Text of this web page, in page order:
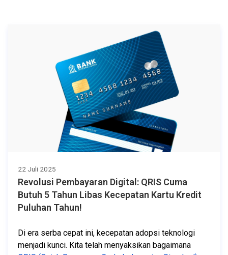
22 Juli 2025
Revolusi Pembayaran Digital: QRIS Cuma
Butuh 5 Tahun Libas Kecepatan Kartu Kredit
Puluhan Tahun!
Di era serba cepat ini, kecepatan adopsi teknologi